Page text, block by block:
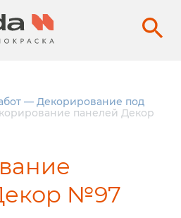
— Декорирование под
панелей Декор
№97